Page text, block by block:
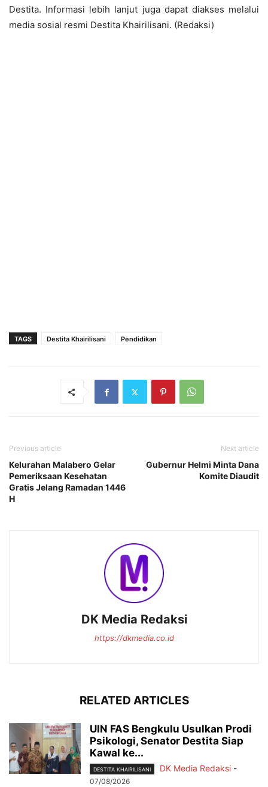
Destita. Informasi lebih lanjut juga dapat diakses melalui
media sosial resmi Destita Khairilisani. (Redaksi)
TAGS Destita Khairilisani Pendidikan
Previous article
Kelurahan Malabero Gelar
Pemeriksaan Kesehatan
Gratis Jelang Ramadan 1446
H
Next article
Gubernur Helmi Minta Dana
Komite Diaudit
DK Media Redaksi
https://dkmedia.co.id
RELATED ARTICLES
UIN FAS Bengkulu Usulkan Prodi
Psikologi, Senator Destita Siap
Kawal ke...
DESTITA KHAIRILISANI DK Media Redaksi -
07/08/2026